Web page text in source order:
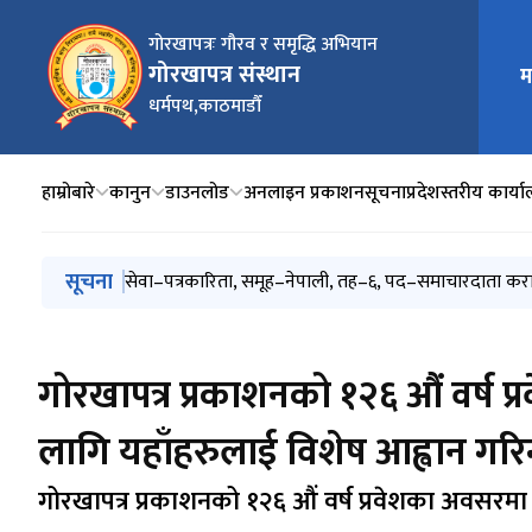
गोरखापत्रः गौरव र समृद्धि अभियान
गोरखापत्र संस्थान
धर्मपथ,काठमाडौँ
मुख्य
हाम्रोबारे कानुन डाउनलोड अनलाइन प्रकाशनसूचनाप्रदेशस्तरीय
मुख्य नेभिगेसनमा जानुहोस्
सूचना सेवा–पत्रकारिता, समूह–फोटोग्राफी तथा कला, तह–५,
सेवा–पत्रकारिता, समूह–नेपाली, तह–५, पद–सहायक
सेवा–पत्रकारिता, समूह–नेपाली, तह–६, पद–समाचारदाता
Journalism, Group: English, Designation:
स्थानीय समाचार दाता (स्ट्रिङ्गर) आवश्यकता सम्बन्धी सूचना ।
गोरखापत्र प्रकाशनको १२६ औं वर्ष
लागि यहाँहरुलाई विशेष आह्वान
गोरखापत्र प्रकाशनको १२६ औं वर्ष प्रवेशका